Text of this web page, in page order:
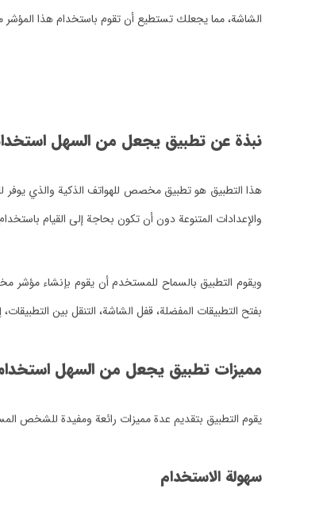
الشاشة، مما يجعلك تستطيع أن تقوم باستخدام هذا المؤشر
نبذة عن تطبيق يجعل من السهل استخدام
هذا التطبيق هو تطبيق مخصص للهواتف الذكية والذي
والإعدادات المتنوعة دون أن تكون بحاجة إلى القيام
ويقوم التطبيق بالسماح للمستخدم أن يقوم بإنشاء مؤشر
بفتح التطبيقات المفضلة، قفل الشاشة، التنقل بين
مميزات تطبيق يجعل من السهل استخدام
يقوم التطبيق بتقديم عدة مميزات رائعة ومفيدة للشخص
سهولة الاستخدام